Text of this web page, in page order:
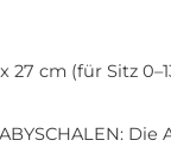
27 cm (für Sitz